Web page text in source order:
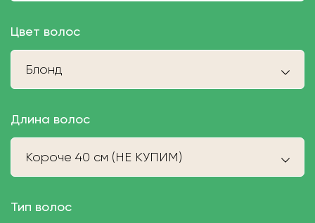
Цвет волос
Блонд
Длина волос
Короче 40 см (НЕ КУПИМ)
Тип волос